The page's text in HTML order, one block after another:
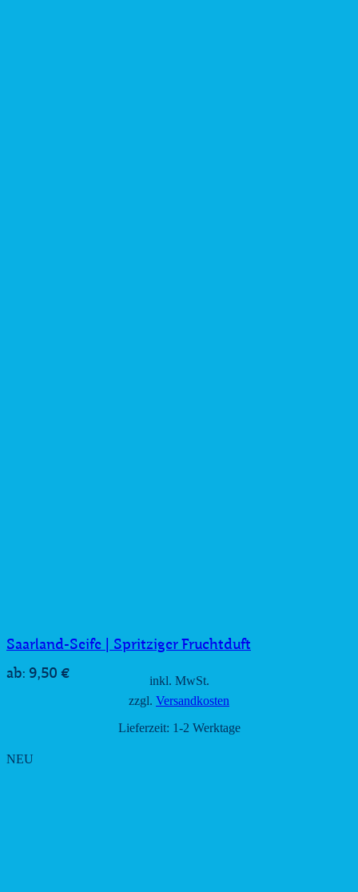
Saarland-Seife | Spritziger Fruchtduft
ab: 9,50 €
inkl. MwSt.
zzgl. Versandkosten
Lieferzeit: 1-2 Werktage
NEU